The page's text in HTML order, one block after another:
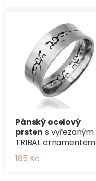
Pánský ocelový
prsten s vyřezaným
TRIBAL ornamentem
185 Kč